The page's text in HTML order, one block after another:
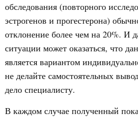
обследования (повторного
эстрогенов и прогестерона)
отклонение более чем на 20%. И
ситуации может оказаться, что
является вариантом
не делайте самостоятельных
дело специалисту.
В каждом случае полученный